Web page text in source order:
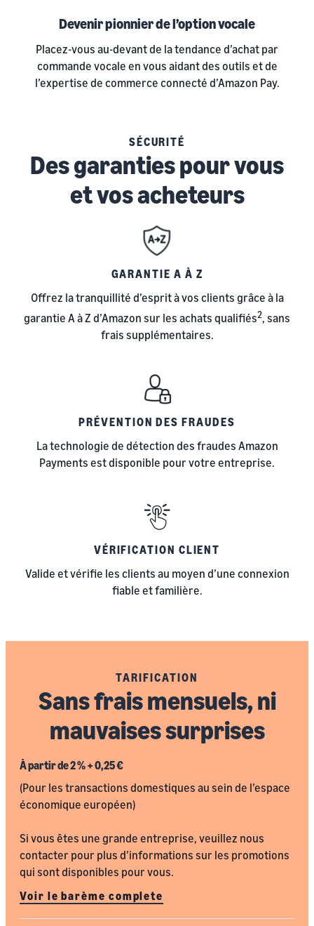
Devenir pionnier de l’option vocale
Placez-vous au-devant de la tendance d’achat par
commande vocale en vous aidant des outils et de
l’expertise de commerce connecté d’Amazon Pay.
SÉCURITÉ
Des garanties pour vous
et vos acheteurs
GARANTIE A À Z
Offrez la tranquillité d’esprit à vos clients grâce à la
garantie A à Z d’Amazon sur les achats qualifiés2, sans
frais supplémentaires.
PRÉVENTION DES FRAUDES
La technologie de détection des fraudes Amazon
Payments est disponible pour votre entreprise.
VÉRIFICATION CLIENT
Valide et vérifie les clients au moyen d’une connexion
fiable et familière.
TARIFICATION
Sans frais mensuels, ni
mauvaises surprises
À partir de 2 % + 0,25 €
(Pour les transactions domestiques au sein de l’espace
économique européen)
Si vous êtes une grande entreprise, veuillez nous
contacter pour plus d’informations sur les promotions
qui sont disponibles pour vous.
Voir le barème complete